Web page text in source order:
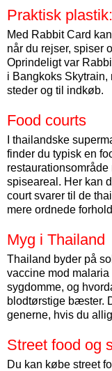
Praktisk
Med Rabbit Card
når du rejser, spiser
Oprindeligt var
i Bangkoks Skytrain,
steder og til indkøb.
Food courts
I thailandske
finder du typisk en
spise­areal. Her kan
court svarer til de
mere ordnede
Myg i Thailand
Thailand byder på
vaccine mod
sygdomme, og
blodtørstige bæster.
generne, hvis du
Street food og
Du kan købe street